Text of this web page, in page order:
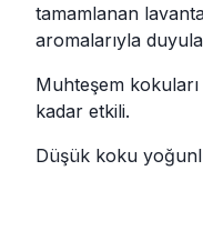
tamamlanan
aromalarıyla
Muhteşem
kadar etkili.
Düşük koku